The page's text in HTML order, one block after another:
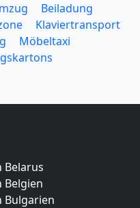
Beiladung
Klaviertransport
Möbeltaxi
Belarus
Belgien
Bulgarien